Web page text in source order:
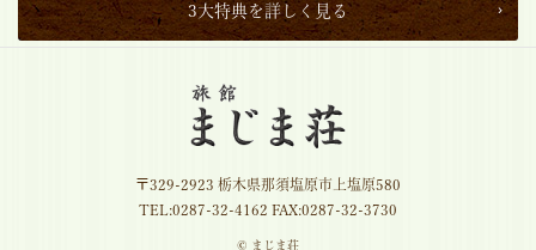
3大特典を詳しく見る
〒329-2923 栃木県那須塩原市上塩原580
TEL:0287-32-4162 FAX:0287-32-3730
© まじま荘